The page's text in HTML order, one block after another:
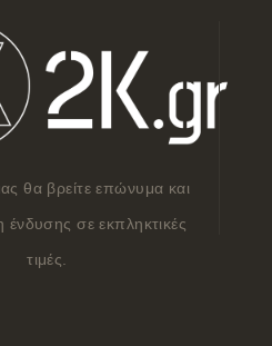
θα βρείτε επώνυμα και
ένδυσης σε εκπληκτικές
τιμές.